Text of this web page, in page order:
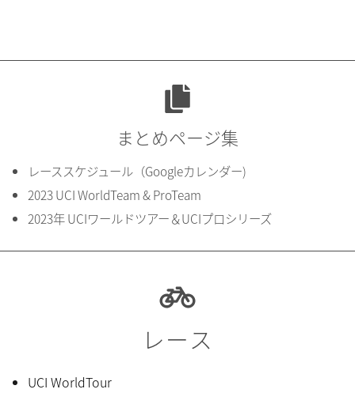
まとめページ集
レーススケジュール（Googleカレンダー)
2023 UCI WorldTeam & ProTeam
2023年 UCIワールドツアー＆UCIプロシリーズ
レース
UCI WorldTour